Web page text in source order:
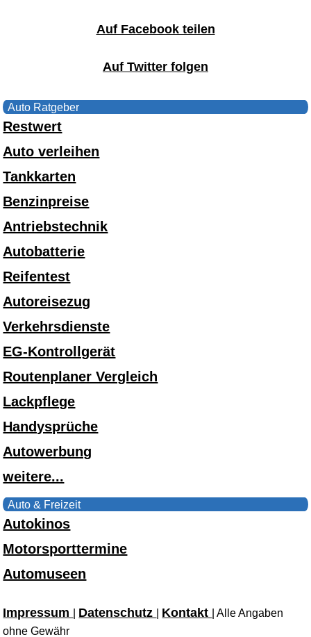
Auf Facebook teilen
Auf Twitter folgen
Auto Ratgeber
Restwert
Auto verleihen
Tankkarten
Benzinpreise
Antriebstechnik
Autobatterie
Reifentest
Autoreisezug
Verkehrsdienste
EG-Kontrollgerät
Routenplaner Vergleich
Lackpflege
Handysprüche
Autowerbung
weitere...
Auto & Freizeit
Autokinos
Motorsporttermine
Automuseen
Impressum Datenschutz Kontakt
| Alle Angaben
ohne Gewähr